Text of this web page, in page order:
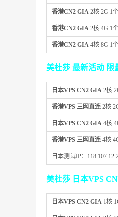
香港CN2 GIA 2核 2G 1
香港CN2 GIA 2核 4G 1
香港CN2 GIA 4核 8G 1
美杜莎 最新活动 限
日本VPS CN2 GIA 2核
香港VPS 三网直连 2核
日本VPS CN2 GIA 4核
香港VPS 三网直连 4核
日本测试IP：
美杜莎 日本VPS
日本VPS CN2 GIA 1核